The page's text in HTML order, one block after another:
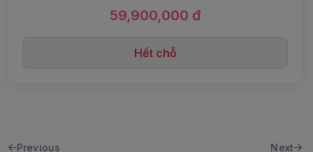
59,900,000 đ
Hết chỗ
Previous Next